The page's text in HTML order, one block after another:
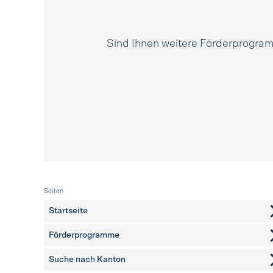
Sind Ihnen weitere
Fusszeile
Seiten
Startseite
Förderprogramme
Suche nach Kanton